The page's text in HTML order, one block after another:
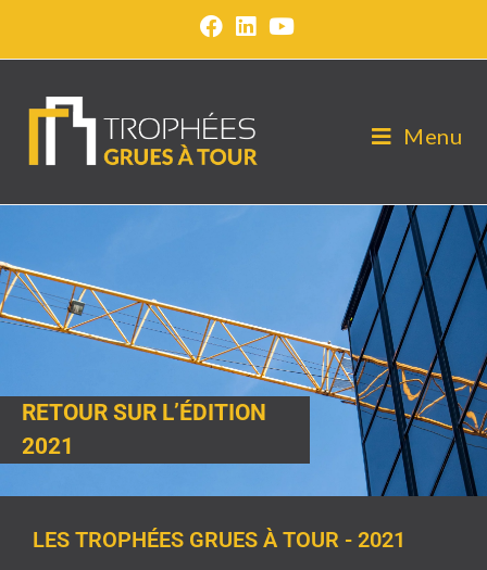
Menu
RETOUR SUR L’ÉDITION
2021
LES TROPHÉES GRUES À TOUR - 2021